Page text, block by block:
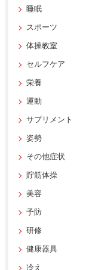
睡眠
スポーツ
体操教室
セルフケア
栄養
運動
サプリメント
姿勢
その他症状
貯筋体操
美容
予防
研修
健康器具